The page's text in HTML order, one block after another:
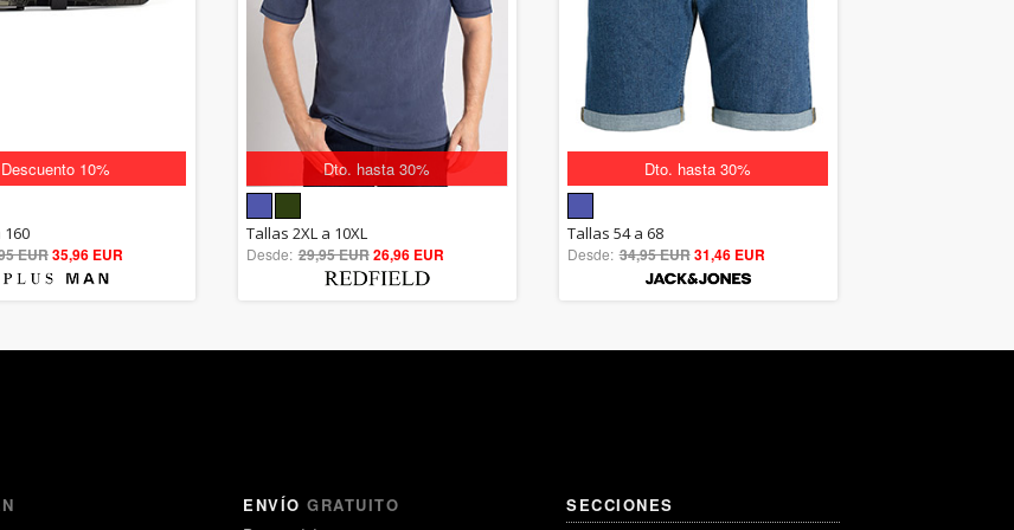
Descuento 10%
5.00
out of 5
160
EUR35,96 EUR
Dto. hasta 30%
5.00
out of 5
Tallas 2XL a 10XL
Desde: 29,95 EUR26,96 EUR
Dto. hasta 30%
5.00
out of 5
Tallas 54 a 68
Desde: 34,95 EUR31,46 EUR
ENVÍO GRATUITO
SECCIONES